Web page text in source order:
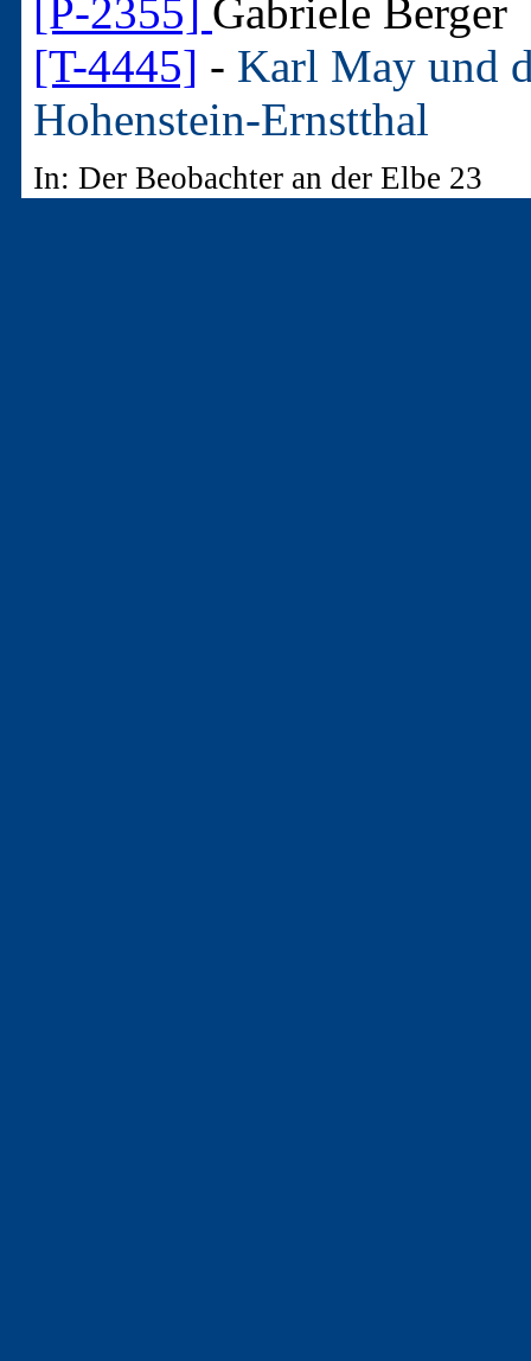
[P-2355] Gabriele Berger
[T-4445] - Karl May und
Hohenstein-Ernstthal
In: Der Beobachter an der Elbe 23